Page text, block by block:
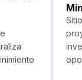
Sitio